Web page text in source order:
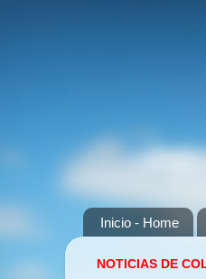
Inicio - Home
NOTICIAS DE